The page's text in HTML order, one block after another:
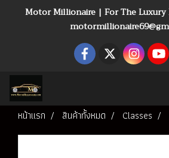
Motor Millionaire | For The
หน้าแรก สินค้าทั้งหมด Classes